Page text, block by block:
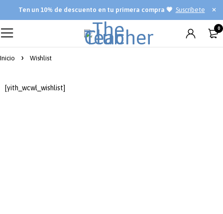
Tenun 10% de descuento en tu primera compra 💗 Suscríbete
0
Inicio Wishlist
[yith_wcwl_wishlist]